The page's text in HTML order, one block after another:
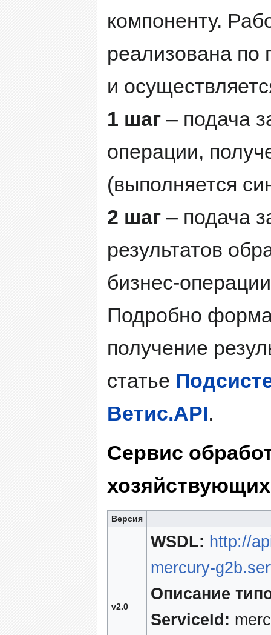
компоненту.
реализована по
и
1 шаг – подача
операции,
(выполняется
2 шаг – подача
результатов
бизнес-
Подробно
получение
статье
Ветис.API.
Сервис
Версия
v2.0
WSDL: http://
mercury-
Описание
ServiceId: